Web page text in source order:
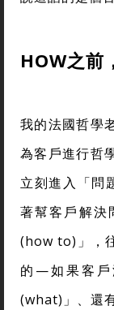
HOW之前
我的法國哲學
為客戶進行哲
立刻進入「
著幫客戶解決
(how to)」，
的—如果客戶
(what)」、還